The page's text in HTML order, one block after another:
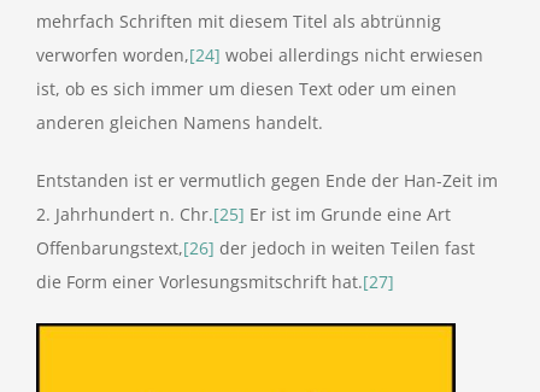
mehrfach Schriften mit diesem Titel als abtrünnig
verworfen worden,[24] wobei allerdings nicht erwiesen
ist, ob es sich immer um diesen Text oder um einen
anderen gleichen Namens handelt.
Entstanden ist er vermutlich gegen Ende der Han-Zeit im
2. Jahrhundert n. Chr.[25] Er ist im Grunde eine Art
Offenbarungstext,[26] der jedoch in weiten Teilen fast
die Form einer Vorlesungsmitschrift hat.[27]